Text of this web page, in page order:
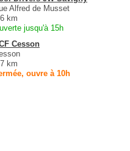
Alfred de Musset
km
jusqu'à 15h
Cesson
km
ouvre à 10h